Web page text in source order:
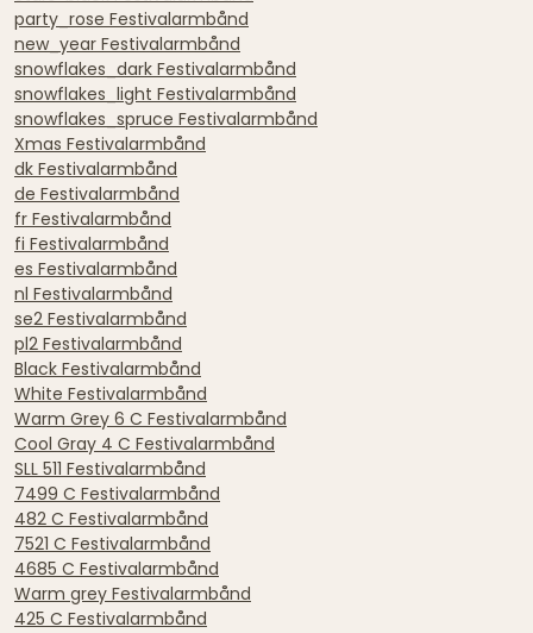
party_rose Festivalarmbånd
new_year Festivalarmbånd
snowflakes_dark Festivalarmbånd
snowflakes_light Festivalarmbånd
snowflakes_spruce Festivalarmbånd
Xmas Festivalarmbånd
dk Festivalarmbånd
de Festivalarmbånd
fr Festivalarmbånd
fi Festivalarmbånd
es Festivalarmbånd
nl Festivalarmbånd
se2 Festivalarmbånd
pl2 Festivalarmbånd
Black Festivalarmbånd
White Festivalarmbånd
Warm Grey 6 C Festivalarmbånd
Cool Gray 4 C Festivalarmbånd
SLL 511 Festivalarmbånd
7499 C Festivalarmbånd
482 C Festivalarmbånd
7521 C Festivalarmbånd
4685 C Festivalarmbånd
Warm grey Festivalarmbånd
425 C Festivalarmbånd